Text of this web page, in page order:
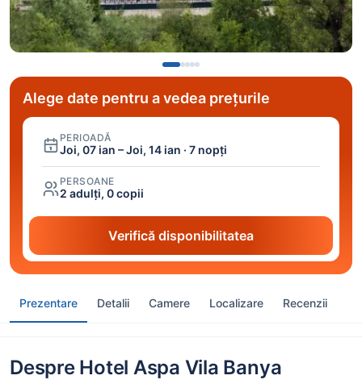
Alege date pentru a vedea prețurile
PERIOADĂ
Joi, 07 ian – Joi, 14 ian · 7 nopți
PERSOANE
2 adulți, 0 copii
Verifică disponibilitatea
Prezentare Detalii Camere Localizare Recenzii
Despre Hotel Aspa Vila Banya